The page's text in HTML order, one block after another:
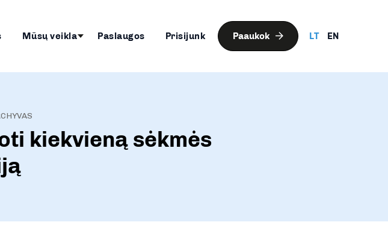
Mūsų veikla Paslaugos Prisijunk Paaukok LT EN
kiekvieną sėkmės